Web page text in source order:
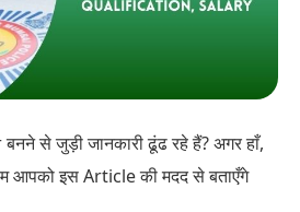
से जुड़ी जानकारी ढूंढ रहे हैं? अगर हाँ,
आपको इस Article की मदद से बताएँगे